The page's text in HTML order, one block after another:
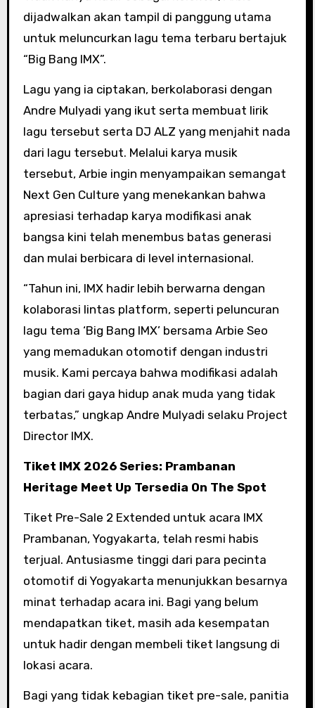
dijadwalkan akan tampil di panggung utama
untuk meluncurkan lagu tema terbaru bertajuk
“Big Bang IMX”.
Lagu yang ia ciptakan, berkolaborasi dengan
Andre Mulyadi yang ikut serta membuat lirik
lagu tersebut serta DJ ALZ yang menjahit nada
dari lagu tersebut. Melalui karya musik
tersebut, Arbie ingin menyampaikan semangat
Next Gen Culture yang menekankan bahwa
apresiasi terhadap karya modifikasi anak
bangsa kini telah menembus batas generasi
dan mulai berbicara di level internasional.
“Tahun ini, IMX hadir lebih berwarna dengan
kolaborasi lintas platform, seperti peluncuran
lagu tema ‘Big Bang IMX’ bersama Arbie Seo
yang memadukan otomotif dengan industri
musik. Kami percaya bahwa modifikasi adalah
bagian dari gaya hidup anak muda yang tidak
terbatas,” ungkap Andre Mulyadi selaku Project
Director IMX.
Tiket IMX 2026 Series: Prambanan
Heritage Meet Up Tersedia On The Spot
Tiket Pre-Sale 2 Extended untuk acara IMX
Prambanan, Yogyakarta, telah resmi habis
terjual. Antusiasme tinggi dari para pecinta
otomotif di Yogyakarta menunjukkan besarnya
minat terhadap acara ini. Bagi yang belum
mendapatkan tiket, masih ada kesempatan
untuk hadir dengan membeli tiket langsung di
lokasi acara.
Bagi yang tidak kebagian tiket pre-sale, panitia